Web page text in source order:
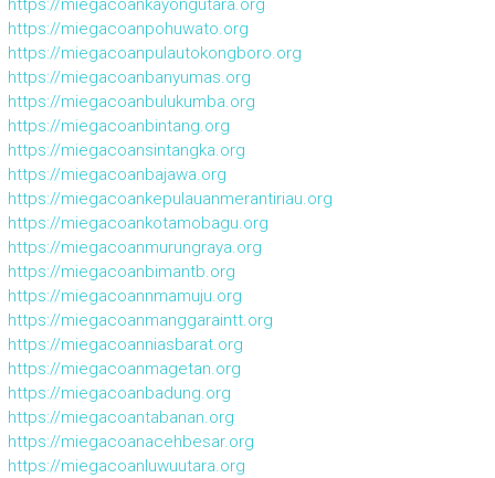
https://miegacoankayongutara.org
https://miegacoanpohuwato.org
https://miegacoanpulautokongboro.org
https://miegacoanbanyumas.org
https://miegacoanbulukumba.org
https://miegacoanbintang.org
https://miegacoansintangka.org
https://miegacoanbajawa.org
https://miegacoankepulauanmerantiriau.org
https://miegacoankotamobagu.org
https://miegacoanmurungraya.org
https://miegacoanbimantb.org
https://miegacoannmamuju.org
https://miegacoanmanggaraintt.org
https://miegacoanniasbarat.org
https://miegacoanmagetan.org
https://miegacoanbadung.org
https://miegacoantabanan.org
https://miegacoanacehbesar.org
https://miegacoanluwuutara.org